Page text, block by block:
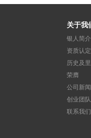
关于我
银人简介
资质认定
历史及
荣膺
公司新
创业团队
联系我们